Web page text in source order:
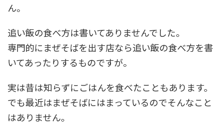
ん。
追い飯の食べ方は書いてありませんでした。
専門的にまぜそばを出す店なら追い飯の食べ方を書
いてあったりするものですが。
実は昔は知らずにごはんを食べたこともあります。
でも最近はまぜそばにはまっているのでそんなこと
はありません。